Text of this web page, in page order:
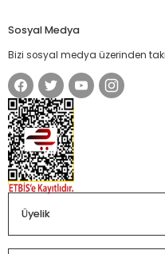
Sosyal Medya
Bizi sosyal medya üzerinden
Üyelik